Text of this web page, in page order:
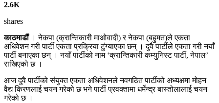
2.6K
shares
काठमाडौं। नेकपा (क्रान्तिकारी माओवादी) र नेकपा (बहुमत)ले एकता
अधिवेशन गरी पार्टी एकता प्रक्रिया टुंग्याएका छन् । दुवै पार्टीले एकता गरी नयाँ
पार्टी बनाएका छन् । नयाँ पार्टीको नाम ‘क्रान्तिकारी कम्युनिस्ट पार्टी, नेपाल’
राखिएको छ ।
आज दुवै पार्टीको संयुक्त एकता अधिवेशनले नवगठित पार्टीको अध्यक्षमा मोहन
वैद्य किरणलाई चयन गरेको छ भने पार्टी प्रवक्तामा धर्मेन्द्र बास्तोलालाई चयन
गरेको छ ।